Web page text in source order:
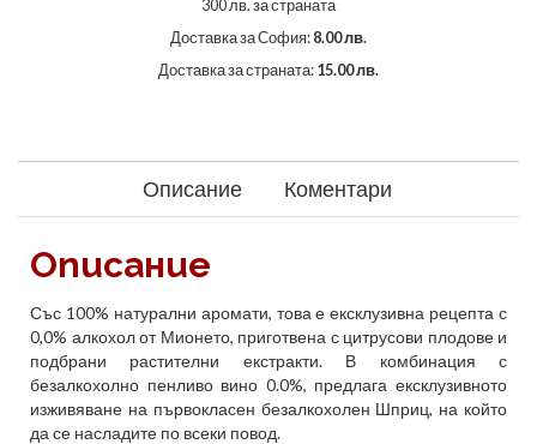
300 лв. за страната
Доставка за София: 8.00 лв.
Доставка за страната: 15.00 лв.
Описание Коментари
Описание
Със 100% натурални аромати, това е ексклузивна рецепта с
0,0% алкохол от Мионето, приготвена с цитрусови плодове и
подбрани растителни екстракти. В комбинация с
безалкохолно пенливо вино 0.0%, предлага ексклузивното
изживяване на първокласен безалкохолен Шприц, на който
да се насладите по всеки повод.